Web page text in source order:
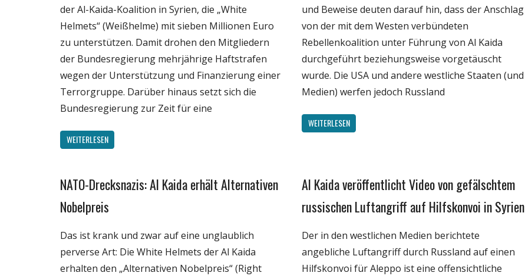
der Al-Kaida-Koalition in Syrien, die „White
Helmets“ (Weißhelme) mit sieben Millionen Euro
zu unterstützen. Damit drohen den Mitgliedern
der Bundesregierung mehrjährige Haftstrafen
wegen der Unterstützung und Finanzierung einer
Terrorgruppe. Darüber hinaus setzt sich die
Bundesregierung zur Zeit für eine
WEITERLESEN
und Beweise deuten darauf hin, dass der Anschlag
von der mit dem Westen verbündeten
Rebellenkoalition unter Führung von Al Kaida
durchgeführt beziehungsweise vorgetäuscht
wurde. Die USA und andere westliche Staaten (und
Medien) werfen jedoch Russland
WEITERLESEN
Gesellschaft
Politik
Wissenschaft
NATO-Drecksnazis: Al Kaida erhält Alternativen
Nobelpreis
Das ist krank und zwar auf eine unglaublich
perverse Art: Die White Helmets der Al Kaida
erhalten den „Alternativen Nobelpreis“ (Right
Gesellschaft
Wissenschaft
Al Kaida veröffentlicht Video von gefälschtem
russischen Luftangriff auf Hilfskonvoi in Syrien
Der in den westlichen Medien berichtete
angebliche Luftangriff durch Russland auf einen
Hilfskonvoi für Aleppo ist eine offensichtliche